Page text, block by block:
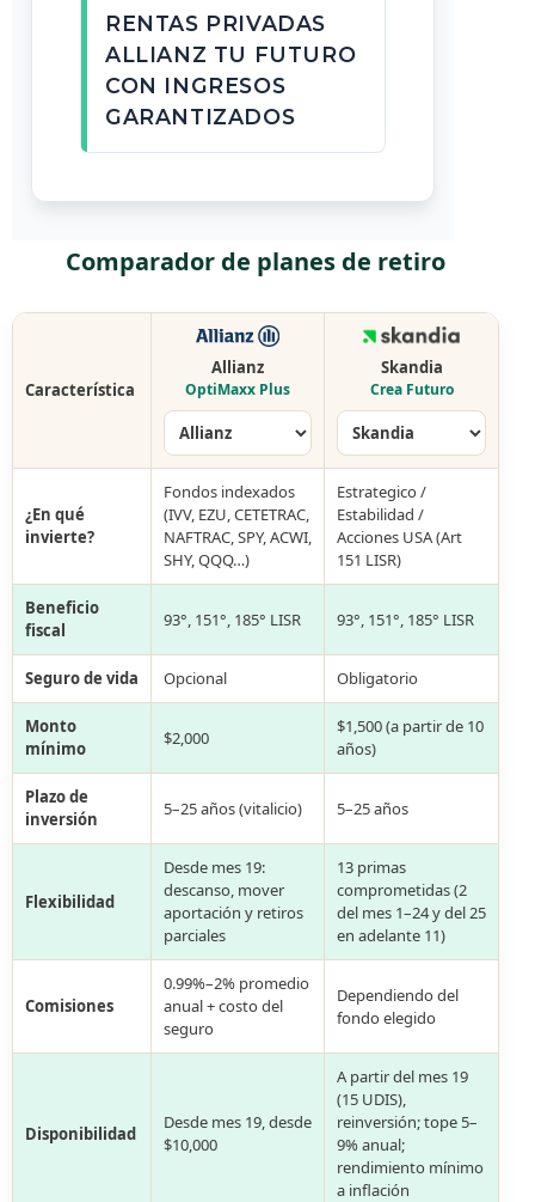
RENTAS PRIVADAS
ALLIANZ TU FUTURO
CON INGRESOS
GARANTIZADOS
Comparador de planes de retiro
Característica
Allianz
OptiMaxx Plus
Skandia
Crea Futuro
¿En qué
invierte?
Fondos indexados
(IVV, EZU, CETETRAC,
NAFTRAC, SPY, ACWI,
SHY, QQQ…)
Estrategico /
Estabilidad /
Acciones USA (Art
151 LISR)
Beneficio
fiscal
93°, 151°, 185° LISR 93°, 151°, 185° LISR
Seguro de vida Opcional Obligatorio
Monto
mínimo
$2,000
$1,500 (a partir de 10
años)
Plazo de
inversión
5–25 años (vitalicio) 5–25 años
Flexibilidad
Desde mes 19:
descanso, mover
aportación y retiros
parciales
13 primas
comprometidas (2
del mes 1–24 y del 25
en adelante 11)
Comisiones
0.99%–2% promedio
anual + costo del
seguro
Dependiendo del
fondo elegido
Disponibilidad
Desde mes 19, desde
$10,000
A partir del mes 19
(15 UDIS),
reinversión; tope 5–
9% anual;
rendimiento mínimo
a inflación